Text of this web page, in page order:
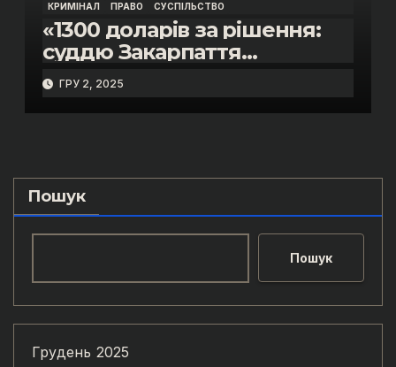
КРИМІНАЛ ПРАВО СУСПІЛЬСТВО
«1300 доларів за рішення:
суддю Закарпаття
затримано на гарячому»
ГРУ 2, 2025
Пошук
Пошук
Грудень 2025